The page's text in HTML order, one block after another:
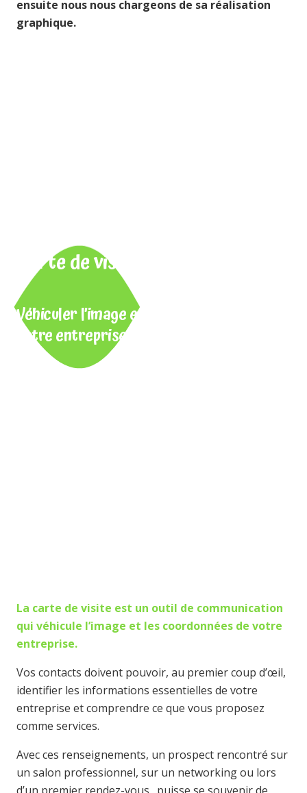
ensuite nous nous chargeons de sa réalisation
graphique.
Carte de visite
Véhiculer l’image et les références de
votre entrepriseauprès de vos cibles
La carte de visite est un outil de communication
qui véhicule l’image et les coordonnées de votre
entreprise.
Vos contacts doivent pouvoir, au premier coup d’œil,
identifier les informations essentielles de votre
entreprise et comprendre ce que vous proposez
comme services.
Avec ces renseignements, un prospect rencontré sur
un salon professionnel, sur un networking ou lors